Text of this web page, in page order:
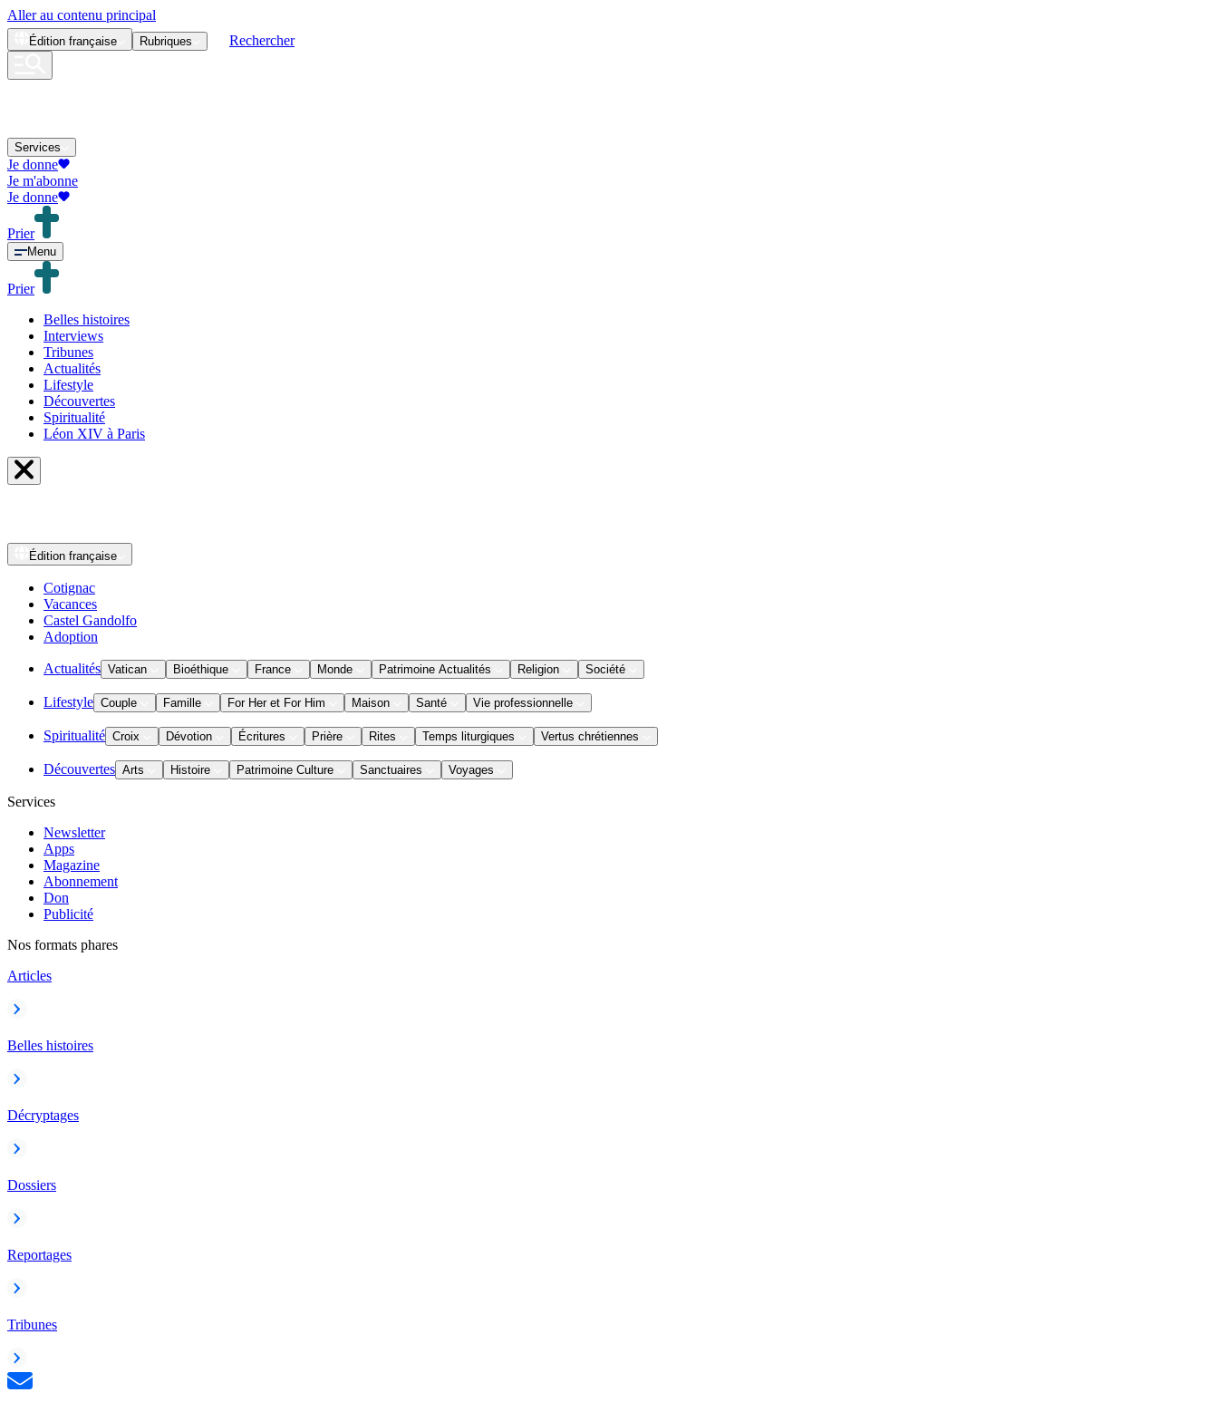
Aller au contenu principal
Édition française Rubriques Rechercher
Services
Je donne
Je m'abonne
Je donne
Prier
Menu
Prier
Belles histoires
Interviews
Tribunes
Actualités
Lifestyle
Découvertes
Spiritualité
Léon XIV à Paris
Édition française
Cotignac
Vacances
Castel Gandolfo
Adoption
Actualités Vatican Bioéthique France Monde Patrimoine Actualités Religion Société
Lifestyle Couple Famille For Her et For Him Maison Santé Vie professionnelle
Spiritualité Croix Dévotion Écritures Prière Rites Temps liturgiques Vertus chrétiennes
Découvertes Arts Histoire Patrimoine Culture Sanctuaires Voyages
Services
Newsletter
Apps
Magazine
Abonnement
Don
Publicité
Nos formats phares
Articles
Belles histoires
Décryptages
Dossiers
Reportages
Tribunes